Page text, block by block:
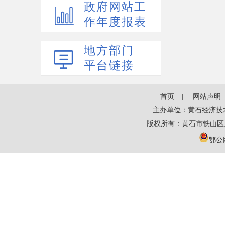
政府网站工
作年度报表
地方部门
平台链接
首页
网站声明
主办单位：黄石经济
版权所有：黄石市铁山
鄂公